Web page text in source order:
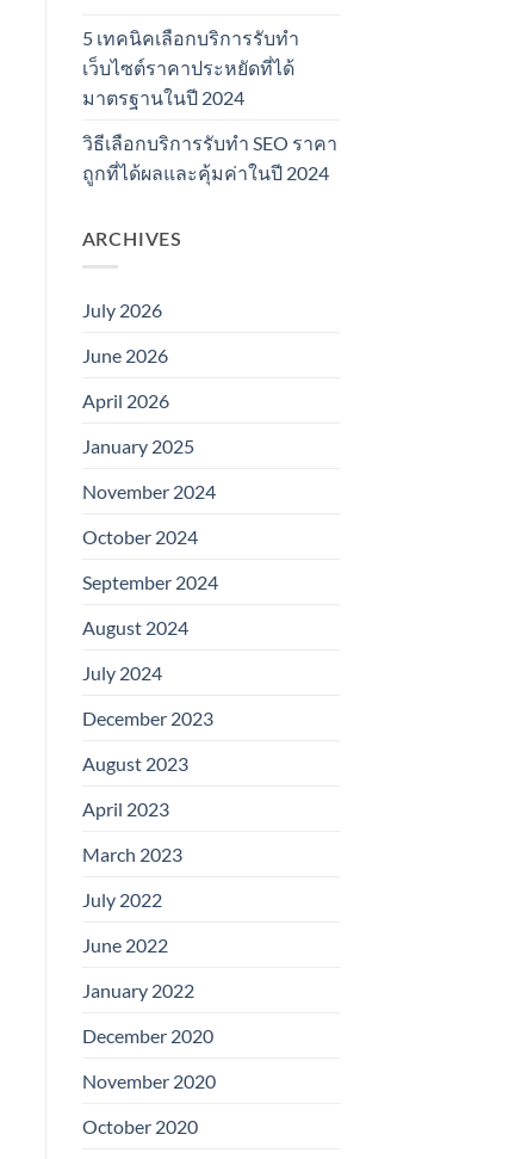
5 เทคนิคเลือกบริการรับทำ
เว็บไซต์ราคาประหยัดที่ได้
มาตรฐานในปี 2024
วิธีเลือกบริการรับทำ SEO ราคา
ถูกที่ได้ผลและคุ้มค่าในปี 2024
ARCHIVES
July 2026
June 2026
April 2026
January 2025
November 2024
October 2024
September 2024
August 2024
July 2024
December 2023
August 2023
April 2023
March 2023
July 2022
June 2022
January 2022
December 2020
November 2020
October 2020